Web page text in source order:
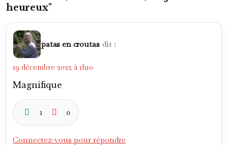
2
Connectez-vous pour répondre
19 décembre 2022 à 1h12
Et j’ai même pas pluzunter l’article… quel
Enfoireyyy